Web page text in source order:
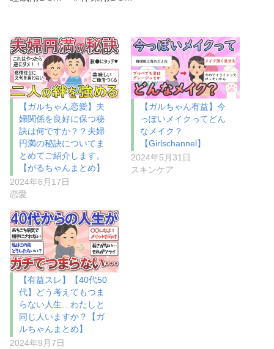
【ガルちゃん恋愛】夫
婦関係を良好に保つ秘
訣は何ですか？？夫婦
円満の秘訣についてま
とめてご紹介します。
【がるちゃんまとめ】
2024年6月17日
恋愛
【ガルちゃん有益】今
っぽいメイクってどん
なメイク？
【Girlschannel】
2024年5月31日
スキンケア
【有益スレ】【40代50
代】どう考えてもつま
らない人生…わたしと
同じ人いますか？【ガ
ルちゃんまとめ】
2024年9月7日